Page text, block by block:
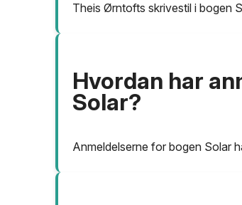
Theis Ørntofts skrivestil i bogen
Hvordan har
Solar?
Anmeldelserne for bogen Solar